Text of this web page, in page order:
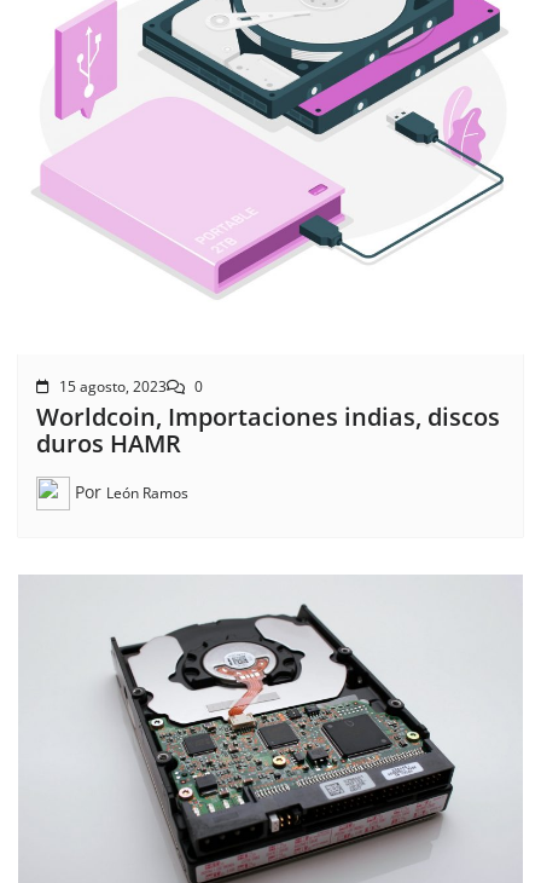
15 agosto, 2023 0
Worldcoin, Importaciones indias, discos
duros HAMR
Por León Ramos